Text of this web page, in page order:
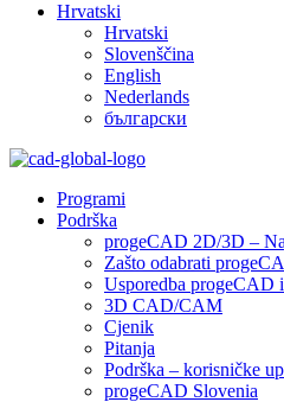
Hrvatski
Hrvatski
Slovenščina
English
Nederlands
български
Programi
Podrška
progeCAD 2D/3D –
Zašto odabrati
Usporedba progeCAD
3D CAD/CAM
Cjenik
Pitanja
Podrška – korisničke
progeCAD Slovenia